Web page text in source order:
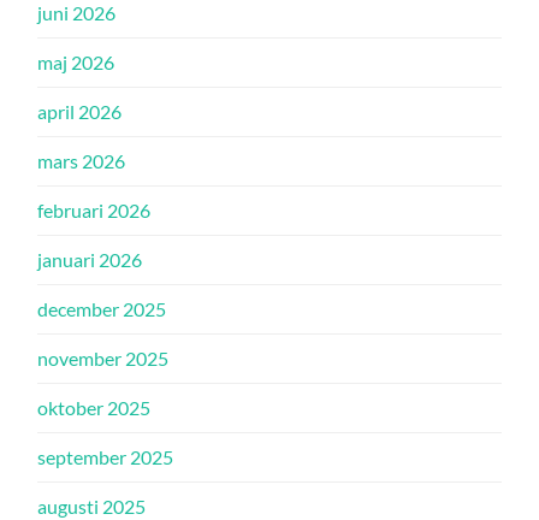
juni 2026
maj 2026
april 2026
mars 2026
februari 2026
januari 2026
december 2025
november 2025
oktober 2025
september 2025
augusti 2025